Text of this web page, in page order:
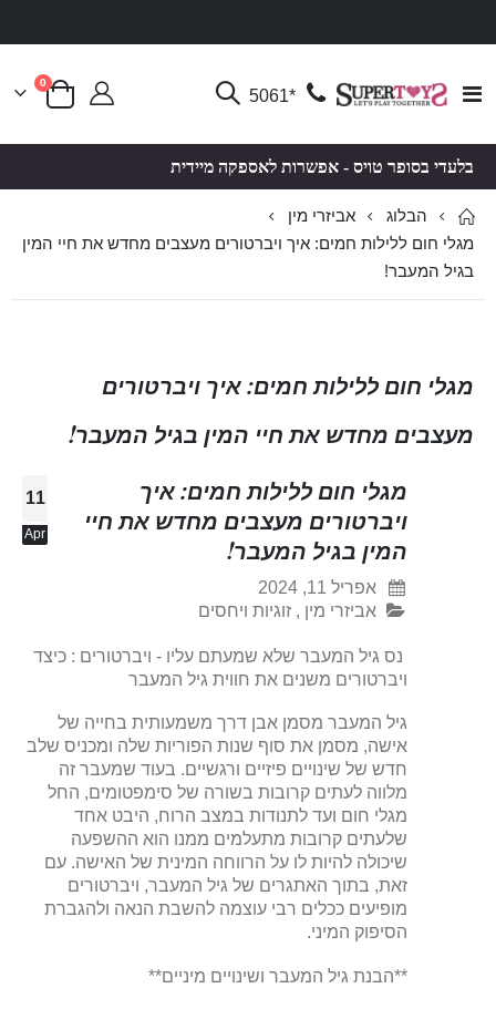
Toggle
*5061 סל קניות
0פריטים
בלעדי בסופר טויס - אפשרות לאספקה מיידית
הבלוג
אביזרי מין
מגלי חום ללילות חמים: איך ויברטורים מעצבים מחדש את חיי המין
בגיל המעבר!
מגלי חום ללילות חמים: איך ויברטורים
מעצבים מחדש את חיי המין בגיל המעבר!
11
Apr
מגלי חום ללילות חמים: איך
ויברטורים מעצבים מחדש את חיי
המין בגיל המעבר!
אפריל 11, 2024
אביזרי מין ,זוגיות ויחסים
נס גיל המעבר שלא שמעתם עליו - ויברטורים : כיצד
ויברטורים משנים את חווית גיל המעבר
גיל המעבר מסמן אבן דרך משמעותית בחייה של
אישה, מסמן את סוף שנות הפוריות שלה ומכניס שלב
חדש של שינויים פיזיים ורגשיים. בעוד שמעבר זה
מלווה לעתים קרובות בשורה של סימפטומים, החל
מגלי חום ועד לתנודות במצב הרוח, היבט אחד
שלעתים קרובות מתעלמים ממנו הוא ההשפעה
שיכולה להיות לו על הרווחה המינית של האישה. עם
זאת, בתוך האתגרים של גיל המעבר, ויברטורים
מופיעים ככלים רבי עוצמה להשבת הנאה ולהגברת
הסיפוק המיני.
**הבנת גיל המעבר ושינויים מיניים**